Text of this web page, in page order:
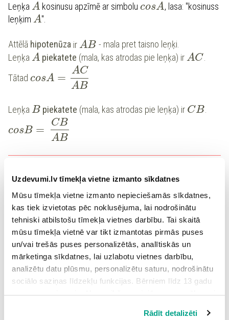
Uzdevumi.lv tīmekļa vietne izmanto sīkdatnes
Mūsu tīmekļa vietne izmanto nepieciešamās sīkdatnes,
kas tiek izvietotas pēc noklusējuma, lai nodrošinātu
tehniski atbilstošu tīmekļa vietnes darbību. Tai skaitā
mūsu tīmekļa vietnē var tikt izmantotas pirmās puses
un/vai trešās puses personalizētās, analītiskās un
mārketinga sīkdatnes, lai uzlabotu vietnes darbību,
analizētu datu plūsmu, personalizētu saturu, nodrošinātu
sociālo saziņas līdzekļu funkcijas. Bērniem līdz 13 gadu
vecumam pirms izvēles veikšanas ir jāprasa vecāka vai
Spiežot uz pogas “Apstiprināt visas”, Jūs piekrītat visām
Rādīt detalizēti
Leņķa A kosinusu apzīmē ar simbolucosA, lasa: "kosinuss
leņķim A".
Attēlā hipotenūza irAB - mala pret taisno leņķi.
Leņķa A piekatete (mala, kas atrodas pie leņķa) ir AC
Tātad cosA =
AC
AB
Leņķa B piekatete (mala, kas atrodas pie leņķa) ir CB
cosB =
CB
AB
Lai pierakstītu kosinusa sakarību
1.
Izvēlas šauro leņķi
Izvēlas šī leņķa piekateti
Pieraksta kosinusa sakarību, hipotenūzu vienmēr rakstot
saucējā
Piemērs: